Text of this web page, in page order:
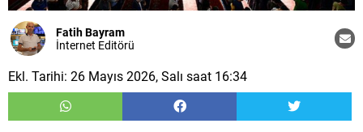
Fatih Bayram
İnternet Editörü
Ekl. Tarihi: 26 Mayıs 2026, Salı saat 16:34